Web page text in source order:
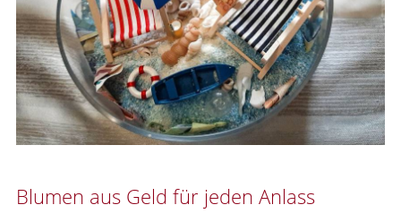
Blumen aus Geld für jeden Anlass